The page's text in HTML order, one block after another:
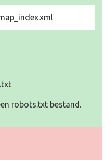
robots.txt bestand.